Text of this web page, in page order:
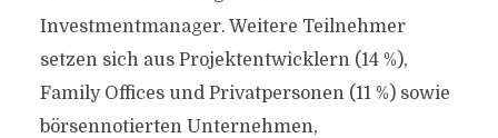
Investmentmanager. Weitere Teilnehmer
setzen sich aus Projektentwicklern (14 %),
Family Offices und Privatpersonen (11 %) sowie
börsennotierten Unternehmen,